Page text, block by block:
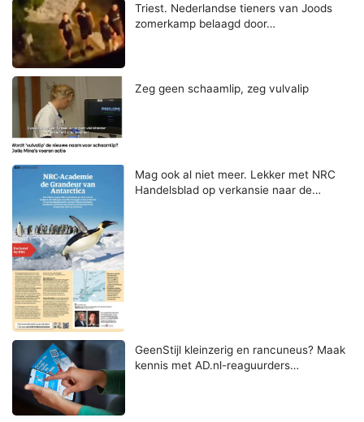
Triest. Nederlandse tieners van Joods
zomerkamp belaagd door…
Zeg geen schaamlip, zeg vulvalip
Mag ook al niet meer. Lekker met NRC
Handelsblad op verkansie naar de…
GeenStijl kleinzerig en rancuneus? Maak
kennis met AD.nl-reaguurders…